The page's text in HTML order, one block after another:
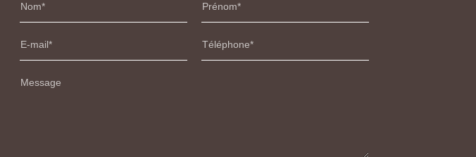
Nom Prénom
E-mail Téléphone
Message